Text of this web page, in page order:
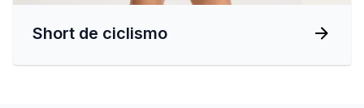
Short de ciclismo